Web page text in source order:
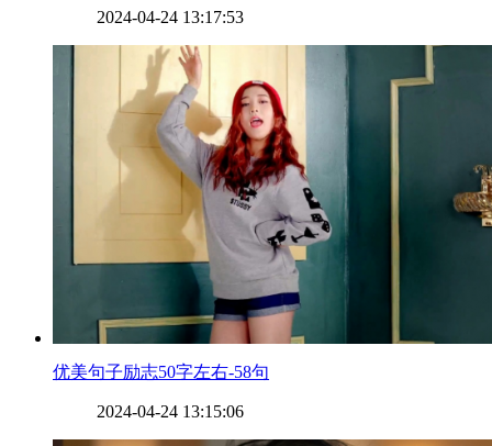
2024-04-24 13:17:53
​优美句子励志50字左右-58句
2024-04-24 13:15:06